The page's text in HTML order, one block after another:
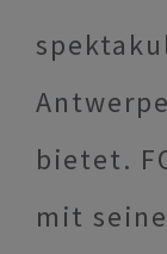
bietet.
mit